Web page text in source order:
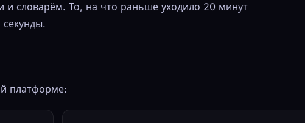
и словарём. То, на что раньше уходило 20 минут
платформе: